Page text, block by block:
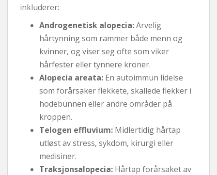
inkluderer:
Androgenetisk alopecia:Arvelig
hårtynning som rammer både menn og
kvinner, og viser seg ofte som viker
hårfester eller tynnere kroner.
Alopecia areata: En autoimmun lidelse
som forårsaker flekkete, skallede flekker i
hodebunnen eller andre områder på
kroppen.
Telogen effluvium: Midlertidig hårtap
utløst av stress, sykdom, kirurgi eller
medisiner.
Traksjonsalopecia: Hårtap forårsaket av